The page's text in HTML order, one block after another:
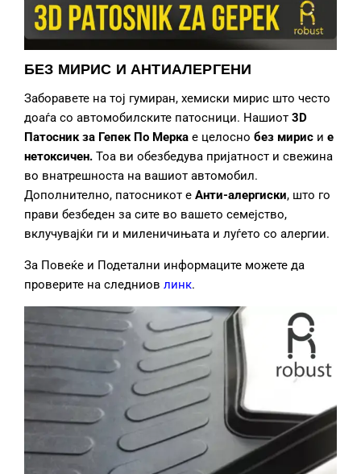
БЕЗ МИРИС И АНТИАЛЕРГЕНИ
Заборавете на тој гумиран, хемиски мирис што често
доаѓа со автомобилските патосници. Нашиот 3D
Патосник за ГепекПо Мерка е целосно без мирис и е
нетоксичен. Тоа ви обезбедува пријатност и свежина
во внатрешноста на вашиот автомобил.
Дополнително, патосникот е Анти-алергиски, што го
прави безбеден за сите во вашето семејство,
вклучувајќи ги и миленичињата и луѓето со алергии.
За Повеќе и Подетални информаците можете да
проверите на следниов линк.